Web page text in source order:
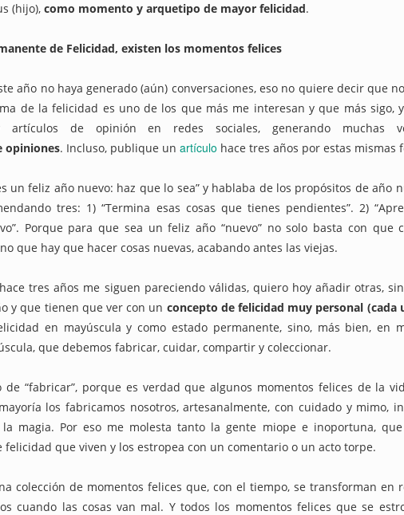
(hijo), como momento y arquetipo de mayor felicidad.
de Felicidad, existen los momentos felices
año no haya generado (aún) conversaciones, eso no quiere decir que
de la felicidad es uno de los que más me interesan y que más sigo,
de opinión en redes sociales, generando muchas
opiniones. Incluso, publique un artículo hace tres años por estas mismas
un feliz año nuevo: haz que lo sea” y hablaba de los propósitos de año
tres: 1) “Termina esas cosas que tienes pendientes”. 2)
Porque para que sea un feliz año “nuevo” no solo basta con que
que hay que hacer cosas nuevas, acabando antes las viejas.
tres años me siguen pareciendo válidas, quiero hoy añadir otras,
y que tienen que ver con un concepto de felicidad muy personal (cada
en mayúscula y como estado permanente, sino, más bien, en
que debemos fabricar, cuidar, compartir y coleccionar.
de “fabricar”, porque es verdad que algunos momentos felices de la
los fabricamos nosotros, artesanalmente, con cuidado y mimo,
magia. Por eso me molesta tanto la gente miope e inoportuna,
felicidad que viven y los estropea con un comentario o un acto torpe.
colección de momentos felices que, con el tiempo, se transforman en
cuando las cosas van mal. Y todos los momentos felices que se
eléctricas domésticas o aparatos electrodomésticos?
los ciberdelitos (conocidos) en España es del 99,5%
y la Ley del 'sólo sí es sí'
‘metaverso’ es una infidelidad o un ‘metabeso’?
Libertad con ira
citar que incitar
“moderación de contenidos” cuando quieren decir “censura”?